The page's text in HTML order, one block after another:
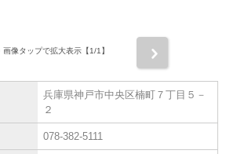
画像タップで拡大表示【1/1】
兵庫県神戸市中央区楠町７丁目５－
２
078-382-5111